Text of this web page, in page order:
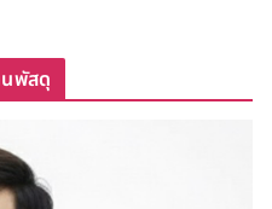
พัสดุ